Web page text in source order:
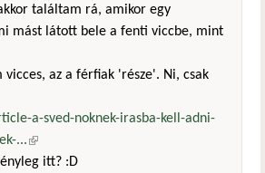
találtam rá, amikor egy
mást látott bele a fenti viccbe, mint
az a férfiak 'része'. Ni, csak
a-sved-noknek-irasba-kell-adni-
...(külső hivatkozás)
itt? :D